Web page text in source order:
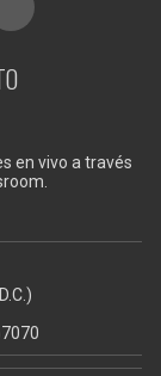
en vivo a través